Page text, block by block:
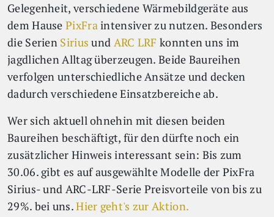
Gelegenheit, verschiedene Wärmebildgeräte aus
dem HausePixFra intensiver zu nutzen. Besonders
die Serien Sirius und ARC LRF konnten uns im
jagdlichen Alltag überzeugen. Beide Baureihen
verfolgen unterschiedliche Ansätze und decken
dadurch verschiedene Einsatzbereiche ab.
Wer sich aktuell ohnehin mit diesen beiden
Baureihen beschäftigt, für den dürfte noch ein
zusätzlicher Hinweis interessant sein: Bis zum
30.06. gibt es auf ausgewählte Modelle der PixFra
Sirius- und ARC-LRF-Serie Preisvorteile von bis zu
29%. bei uns.Hier geht's zur Aktion.